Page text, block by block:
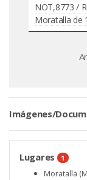
NOT,8773 /
Moratalla de
Imágenes/
Lugares 1
Moratalla